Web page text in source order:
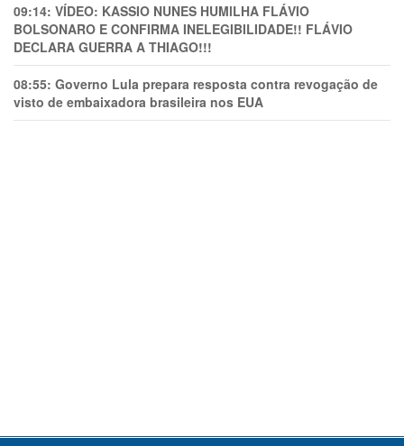
09:14: VÍDEO: KASSIO NUNES HUMlLHA FLÁVIO
BOLSONARO E CONFIRMA INELEGIBILIDADE!! FLÁVIO
DECLARA GUERRA A THIAGO!!!
08:55: Governo Lula prepara resposta contra revogação de
visto de embaixadora brasileira nos EUA